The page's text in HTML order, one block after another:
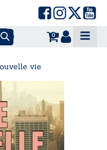
0
vie